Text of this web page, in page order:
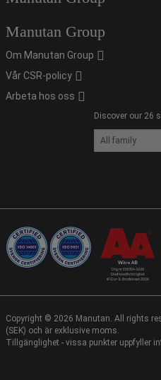
Manutan Group
Om Manutan Group
Vår CSR-policy
Arbeta hos oss
Discover our 26
Copyright © 2026 Manutan. All rights
(SEK) och är exklusive moms.
Tillgänglighet - vissa punkter uppfyller